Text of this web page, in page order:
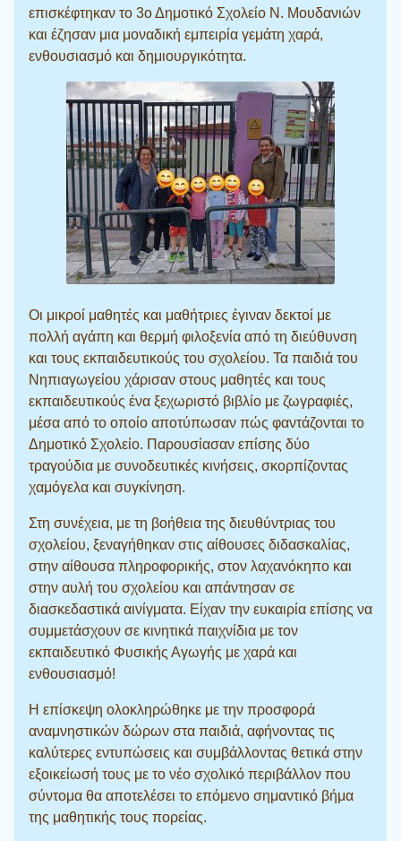
επισκέφτηκαν το 3ο Δημοτικό Σχολείο Ν. Μουδανιών
και έζησαν μια μοναδική εμπειρία γεμάτη χαρά,
ενθουσιασμό και δημιουργικότητα.
Οι μικροί μαθητές και μαθήτριες έγιναν δεκτοί με
πολλή αγάπη και θερμή φιλοξενία από τη διεύθυνση
και τους εκπαιδευτικούς του σχολείου. Τα παιδιά του
Νηπιαγωγείου χάρισαν στους μαθητές και τους
εκπαιδευτικούς ένα ξεχωριστό βιβλίο με ζωγραφιές,
μέσα από το οποίο αποτύπωσαν πώς φαντάζονται το
Δημοτικό Σχολείο. Παρουσίασαν επίσης δύο
τραγούδια με συνοδευτικές κινήσεις, σκορπίζοντας
χαμόγελα και συγκίνηση.
Στη συνέχεια, με τη βοήθεια της διευθύντριας του
σχολείου, ξεναγήθηκαν στις αίθουσες διδασκαλίας,
στην αίθουσα πληροφορικής, στον λαχανόκηπο και
στην αυλή του σχολείου και απάντησαν σε
διασκεδαστικά αινίγματα. Είχαν την ευκαιρία επίσης να
συμμετάσχουν σε κινητικά παιχνίδια με τον
εκπαιδευτικό Φυσικής Αγωγής με χαρά και
ενθουσιασμό!
Η επίσκεψη ολοκληρώθηκε με την προσφορά
αναμνηστικών δώρων στα παιδιά, αφήνοντας τις
καλύτερες εντυπώσεις και συμβάλλοντας θετικά στην
εξοικείωσή τους με το νέο σχολικό περιβάλλον που
σύντομα θα αποτελέσει το επόμενο σημαντικό βήμα
της μαθητικής τους πορείας.